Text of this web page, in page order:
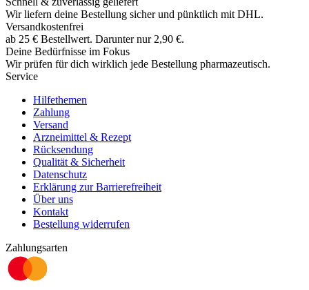
Wir liefern deine Bestellung sicher und pünktlich mit DHL.
Versandkostenfrei
ab 25 € Bestellwert. Darunter nur 2,90 €.
Deine Bedürfnisse im Fokus
Wir prüfen für dich wirklich jede Bestellung pharmazeutisch.
Service
Hilfethemen
Zahlung
Versand
Arzneimittel & Rezept
Rücksendung
Qualität & Sicherheit
Datenschutz
Erklärung zur Barrierefreiheit
Über uns
Kontakt
Bestellung widerrufen
Zahlungsarten